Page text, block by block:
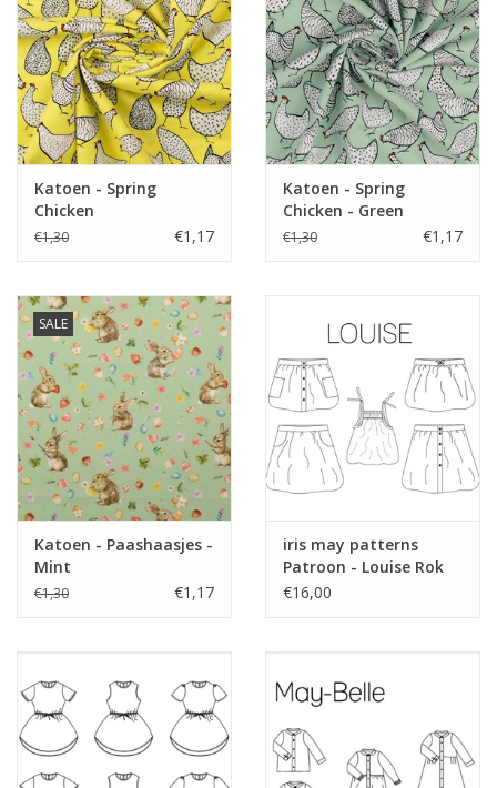
Katoen - Spring
Chicken
€1,30 €1,17
Katoen - Spring
Chicken - Green
€1,30 €1,17
SALE
Katoen - Paashaasjes -
Mint
€1,30 €1,17
iris may patterns
Patroon - Louise Rok
en Top
€16,00